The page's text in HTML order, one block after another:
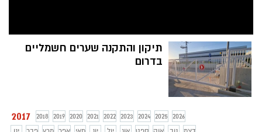
תיקון והתקנה שערים חשמליים
בדרום
2017 2018 2019 2020 2021 2022 2023 2024 2025
2026